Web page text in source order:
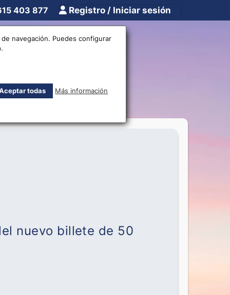
403 877 Registro / Iniciar sesión
Otros
nuevo billete de 50
navegación. Puedes configurar
todas Más información